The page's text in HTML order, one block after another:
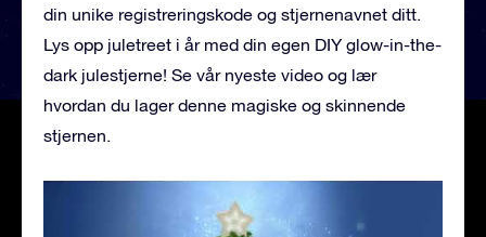
din unike registreringskode og stjernenavnet ditt.
Lys opp juletreet i år med din egen DIY glow-in-the-
dark julestjerne! Se vår nyeste video og lær
hvordan du lager denne magiske og skinnende
stjernen.